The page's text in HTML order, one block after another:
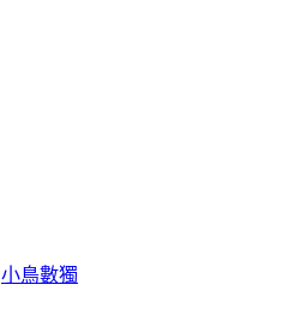
小鳥數獨